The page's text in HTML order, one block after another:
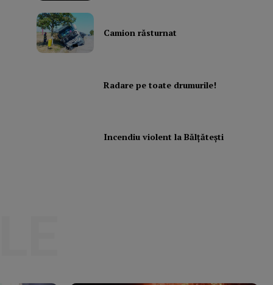
Camion răsturnat
Radare pe toate drumurile!
Incendiu violent la Bălţăteşti